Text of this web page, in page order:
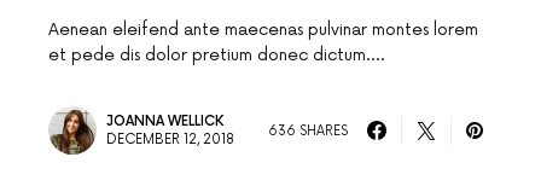
Aenean eleifend ante maecenas pulvinar montes lorem
et pede dis dolor pretium donec dictum.…
JOANNA WELLICK
DECEMBER 12, 2018
636 SHARES